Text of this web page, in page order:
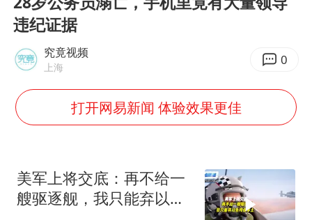
李云泽严重违纪违法
陕西省委书记赶赴柞水县杏坪镇
女孩摆摊卖菌子时收到北大通知书
违纪证据
究竟视频
上海 0
打开网易新闻 体验效果更佳
美军上将交底：再不给一
艘驱逐舰，我只能弃以色